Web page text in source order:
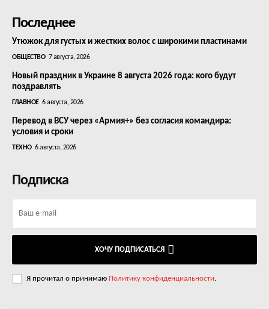
Последнее
Утюжок для густых и жестких волос с широкими пластинами
ОБЩЕСТВО 7 августа, 2026
Новый праздник в Украине 8 августа 2026 года: кого будут
поздравлять
ГЛАВНОЕ 6 августа, 2026
Перевод в ВСУ через «Армия+» без согласия командира:
условия и сроки
ТЕХНО 6 августа, 2026
Подписка
ХОЧУ ПОДПИСАТЬСЯ
Я прочитал о принимаю Политику конфиденциальности.